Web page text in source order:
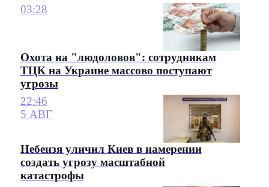
03:28
Охота на "людоловов": сотрудникам
ТЦК на Украине массово поступают
угрозы
22:46
5 АВГ
Небензя уличил Киев в намерении
создать угрозу масштабной
катастрофы